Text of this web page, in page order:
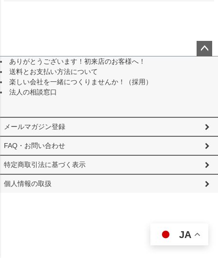
JA
ありがとうございます！初来店のお客様へ！
送料とお支払い方法について
楽しい会社を一緒につくりませんか！（採用）
法人の相談窓口
メールマガジン登録
FAQ・お問い合わせ
特定商取引法に基づく表示
個人情報の取扱